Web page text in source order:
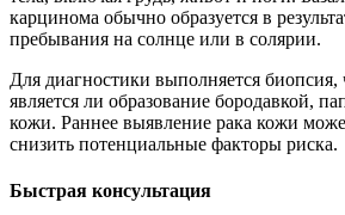
карцинома обычно образуется в
пребывания на солнце или в солярии.
Для диагностики выполняется биопсия,
является ли образование бородавкой,
кожи. Раннее выявление рака кожи
снизить потенциальные факторы риска.
Быстрая консультация